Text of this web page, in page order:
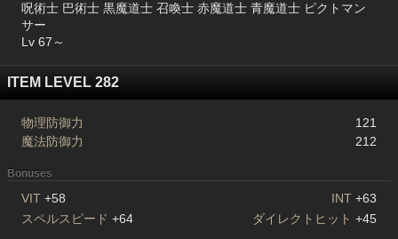
呪術士 巴術士 黒魔道士 召喚士 赤魔道士 青魔道士 ピクトマン
サー
Lv 67～
ITEM LEVEL 282
物理防御力
121
魔法防御力
212
Bonuses
VIT +58 INT +63
スペルスピード +64 ダイレクトヒット +45